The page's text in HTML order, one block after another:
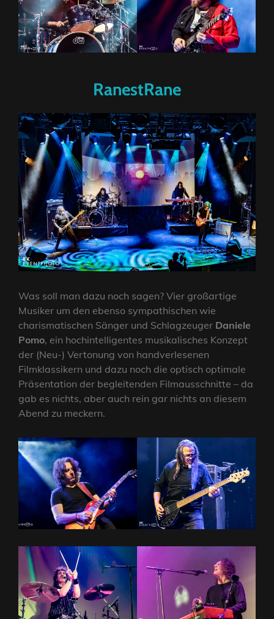
RanestRane
Was soll man dazu noch sagen? Vier großartige
Musiker um den ebenso sympathischen wie
charismatischen Sänger und Schlagzeuger Daniele
Pomo, ein hochintelligentes musikalisches Konzept
der (Neu-) Vertonung von handverlesenen
Filmklassikern und dazu noch die optisch optimale
Präsentation der begleitenden Filmausschnitte – da
gab es nichts, aber auch rein gar nichts an diesem
Abend zu meckern.